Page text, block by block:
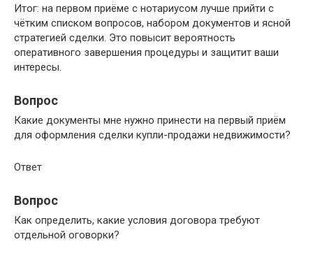
Итог: на первом приёме с нотариусом лучше прийти с
чётким списком вопросов, набором документов и ясной
стратегией сделки. Это повысит вероятность
оперативного завершения процедуры и защитит ваши
интересы.
Вопрос
Какие документы мне нужно принести на первый приём
для оформления сделки купли-продажи недвижимости?
Ответ
Вопрос
Как определить, какие условия договора требуют
отдельной оговорки?